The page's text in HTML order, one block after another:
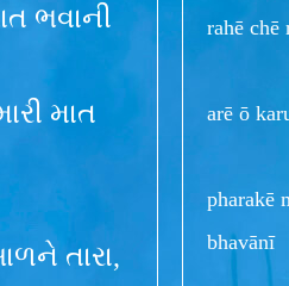
ભવાની
માત
તારા,
rahē chē
arē ō
pharakē
bhavānī